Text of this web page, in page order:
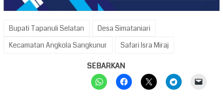
Bupati Tapanuli Selatan
Desa Simataniari
Kecamatan Angkola Sangkunur
Safari Isra Miraj
SEBARKAN